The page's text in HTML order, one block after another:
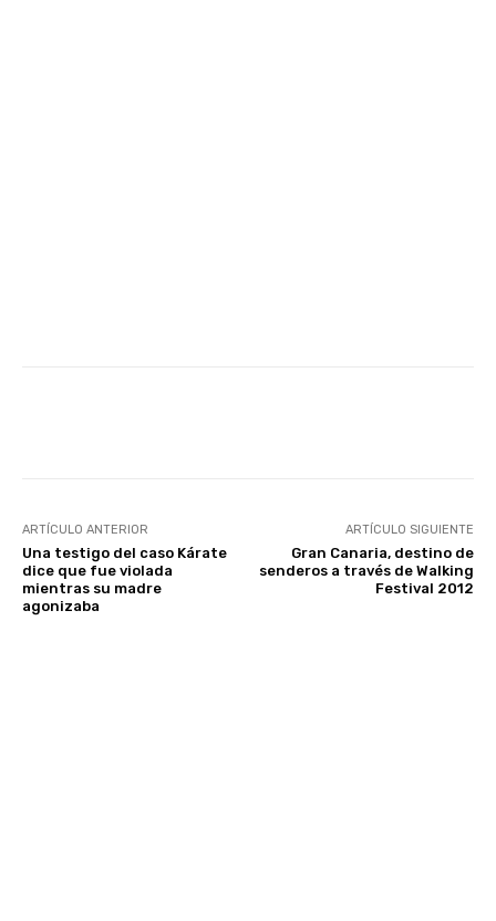
ARTÍCULO ANTERIOR
Una testigo del caso Kárate
dice que fue violada
mientras su madre
agonizaba
ARTÍCULO SIGUIENTE
Gran Canaria, destino de
senderos a través de Walking
Festival 2012